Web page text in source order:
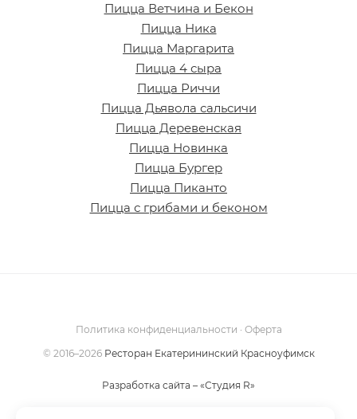
Пицца Ветчина и Бекон
Пицца Ника
Пицца Маргарита
Пицца 4 сыра
Пицца Риччи
Пицца Дьявола сальсичи
Пицца Деревенская
Пицца Новинка
Пицца Бургер
Пицца Пиканто
Пицца с грибами и беконом
Политика конфиденциальности · Оферта
© 2016–2026 Ресторан Екатерининский Красноуфимск
Разработка сайта – «Студия R»